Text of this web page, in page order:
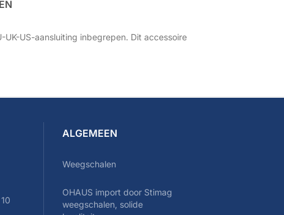
US-aansluiting inbegrepen. Dit accessoire
ALGEMEEN
Weegschalen
OHAUS import door Stimag
weegschalen, solide